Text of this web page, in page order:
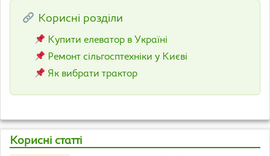
Корисні розділи
Купити елеватор в Україні
Ремонт сільгосптехніки у Києві
Як вибрати трактор
Корисні статті